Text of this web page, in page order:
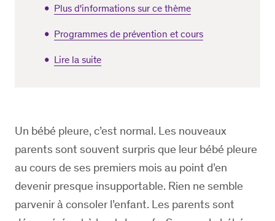
Plus d'informations sur ce thème
Programmes de prévention et cours
Lire la suite
Un bébé pleure, c’est normal. Les nouveaux
parents sont souvent surpris que leur bébé pleure
au cours de ses premiers mois au point d’en
devenir presque insupportable. Rien ne semble
parvenir à consoler l’enfant. Les parents sont